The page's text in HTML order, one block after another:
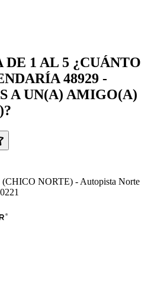
DE 1 AL 5 ¿CUÁNTO
48929 -
A UN(A) AMIGO(A)
?
NORTE) - Autopista Norte